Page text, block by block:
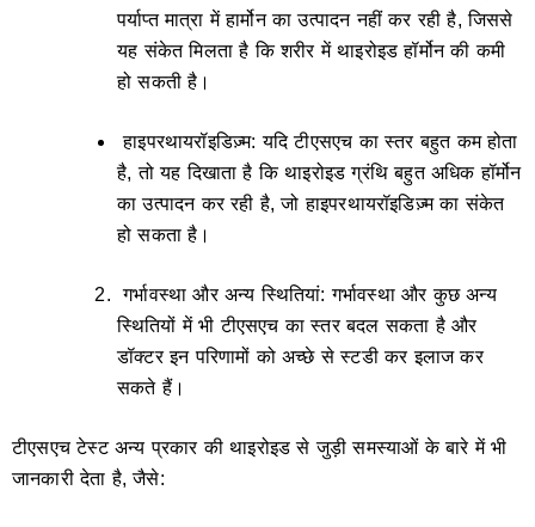
पर्याप्त मात्रा में हार्मोन का उत्पादन नहीं कर रही है, जिससे
यह संकेत मिलता है कि शरीर में थाइरोइड हॉर्मोन की कमी
हो सकती है।
हाइपरथायरॉइडिज़्म: यदि टीएसएच का स्तर बहुत कम होता
है, तो यह दिखाता है कि थाइरोइड ग्रंथि बहुत अधिक हॉर्मोन
का उत्पादन कर रही है, जो हाइपरथायरॉइडिज़्म का संकेत
हो सकता है।
गर्भावस्था और अन्य स्थितियां: गर्भावस्था और कुछ अन्य
स्थितियों में भी टीएसएच का स्तर बदल सकता है और
डॉक्टर इन परिणामों को अच्छे से स्टडी कर इलाज कर
सकते हैं।
टीएसएच टेस्ट अन्य प्रकार की थाइरोइड से जुड़ी समस्याओं के बारे में भी
जानकारी देता है, जैसे: